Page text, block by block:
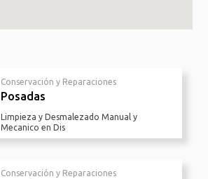
Conservación y Reparaciones
Posadas
Limpieza y Desmalezado Manual y
Mecanico en Dis
Conservación y Reparaciones